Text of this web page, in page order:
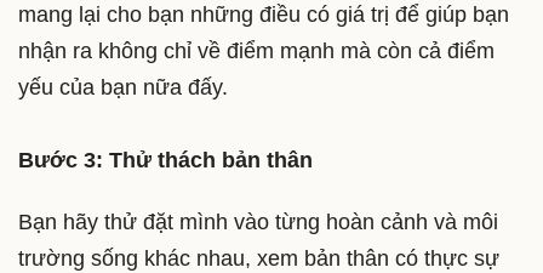
mang lại cho bạn những điều có giá trị để giúp bạn
nhận ra không chỉ về điểm mạnh mà còn cả điểm
yếu của bạn nữa đấy.
Bước 3: Thử thách bản thân
Bạn hãy thử đặt mình vào từng hoàn cảnh và môi
trường sống khác nhau, xem bản thân có thực sự